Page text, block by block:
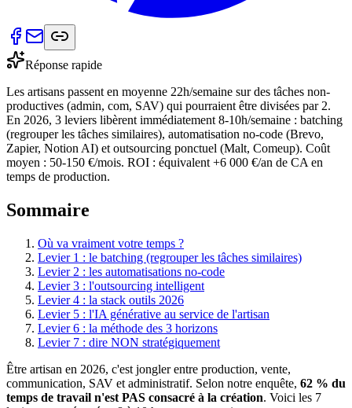
Réponse rapide
Les artisans passent en moyenne 22h/semaine sur des tâches non-
productives (admin, com, SAV) qui pourraient être divisées par 2.
En 2026, 3 leviers libèrent immédiatement 8-10h/semaine : batching
(regrouper les tâches similaires), automatisation no-code (Brevo,
Zapier, Notion AI) et outsourcing ponctuel (Malt, Comeup). Coût
moyen : 50-150 €/mois. ROI : équivalent +6 000 €/an de CA en
temps de production.
Sommaire
Où va vraiment votre temps ?
Levier 1 : le batching (regrouper les tâches similaires)
Levier 2 : les automatisations no-code
Levier 3 : l'outsourcing intelligent
Levier 4 : la stack outils 2026
Levier 5 : l'IA générative au service de l'artisan
Levier 6 : la méthode des 3 horizons
Levier 7 : dire NON stratégiquement
Être artisan en 2026, c'est jongler entre production, vente,
communication, SAV et administratif. Selon notre enquête, 62 % du
temps de travail n'est PAS consacré à la création. Voici les 7